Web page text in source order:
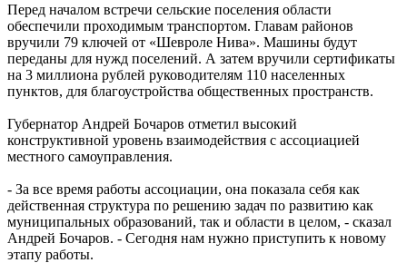
Перед началом встречи сельские поселения области
обеспечили проходимым транспортом. Главам районов
вручили 79 ключей от «Шевроле Нива». Машины будут
переданы для нужд поселений. А затем вручили сертификаты
на 3 миллиона рублей руководителям 110 населенных
пунктов, для благоустройства общественных пространств.
Губернатор Андрей Бочаров отметил высокий
конструктивной уровень взаимодействия с ассоциацией
местного самоуправления.
- За все время работы ассоциации, она показала себя как
действенная структура по решению задач по развитию как
муниципальных образований, так и области в целом, - сказал
Андрей Бочаров. - Сегодня нам нужно приступить к новому
этапу работы.